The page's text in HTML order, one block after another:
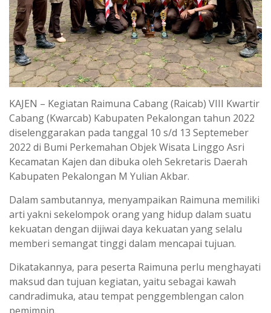
KAJEN – Kegiatan Raimuna Cabang (Raicab) VIII Kwartir
Cabang (Kwarcab) Kabupaten Pekalongan tahun 2022
diselenggarakan pada tanggal 10 s/d 13 Septemeber
2022 di Bumi Perkemahan Objek Wisata Linggo Asri
Kecamatan Kajen dan dibuka oleh Sekretaris Daerah
Kabupaten Pekalongan M Yulian Akbar.
Dalam sambutannya, menyampaikan Raimuna memiliki
arti yakni sekelompok orang yang hidup dalam suatu
kekuatan dengan dijiwai daya kekuatan yang selalu
memberi semangat tinggi dalam mencapai tujuan.
Dikatakannya, para peserta Raimuna perlu menghayati
maksud dan tujuan kegiatan, yaitu sebagai kawah
candradimuka, atau tempat penggemblengan calon